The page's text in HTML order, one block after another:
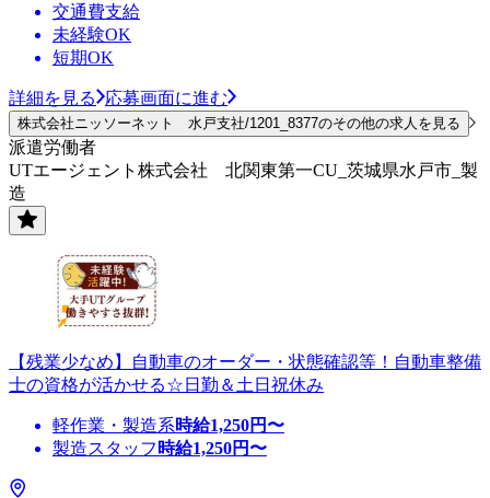
交通費支給
未経験OK
短期OK
詳細を見る 応募画面に進む
株式会社ニッソーネット 水戸支社/1201_8377のその他の求人を見る
派遣労働者
UTエージェント株式会社 北関東第一CU_茨城県水戸市_製
造
【残業少なめ】自動車のオーダー・状態確認等！自動車整備
士の資格が活かせる☆日勤＆土日祝休み
軽作業・製造系時給1,250円〜
製造スタッフ 時給1,250円〜